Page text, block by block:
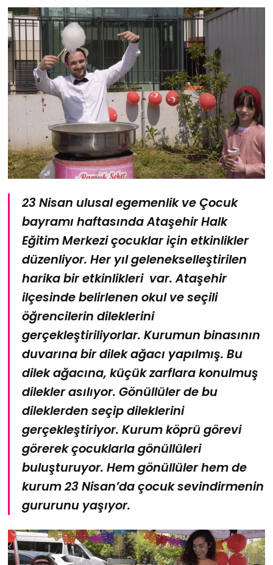
23 Nisan ulusal egemenlik ve Çocuk
bayramı haftasında Ataşehir Halk
Eğitim Merkezi çocuklar için etkinlikler
düzenliyor. Her yıl gelenekselleştirilen
harika bir etkinlikleri var. Ataşehir
ilçesinde belirlenen okul ve seçili
öğrencilerin dileklerini
gerçekleştiriliyorlar. Kurumun binasının
duvarına bir dilek ağacı yapılmış. Bu
dilek ağacına, küçük zarflara konulmuş
dilekler asılıyor. Gönüllüler de bu
dileklerden seçip dileklerini
gerçekleştiriyor. Kurum köprü görevi
görerek çocuklarla gönüllüleri
buluşturuyor. Hem gönüllüler hem de
kurum 23 Nisan’da çocuk sevindirmenin
gururunu yaşıyor.